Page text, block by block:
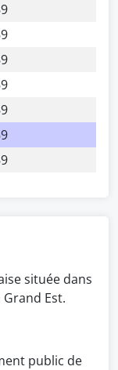
située dans
Est.
public de